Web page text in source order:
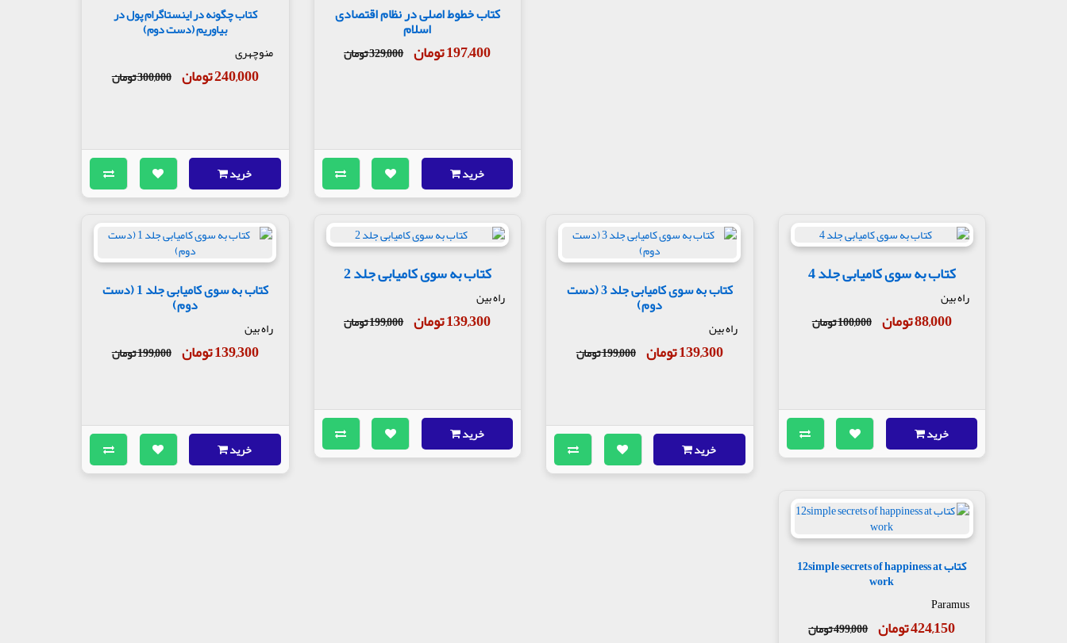
کتاب خطوط اصلی در نظام اقتصادی
اسلام
197,400 تومان 329,000 تومان
خرید
کتاب چگونه در اینستاگرام پول در
بیاوریم (دست دوم)
منوچهری
240,000 تومان 300,000 تومان
خرید
کتاب به سوی کامیابی جلد 4
راه بین
88,000 تومان 100,000 تومان
خرید
کتاب به سوی کامیابی جلد 3 (دست
دوم)
راه بین
139,300 تومان 199,000 تومان
خرید
کتاب به سوی کامیابی جلد 2
راه بین
139,300 تومان 199,000 تومان
خرید
کتاب به سوی کامیابی جلد 1 (دست
دوم)
راه بین
139,300 تومان 199,000 تومان
خرید
کتاب 12simple secrets of happiness at
work
Paramus
424,150 تومان 499,000 تومان